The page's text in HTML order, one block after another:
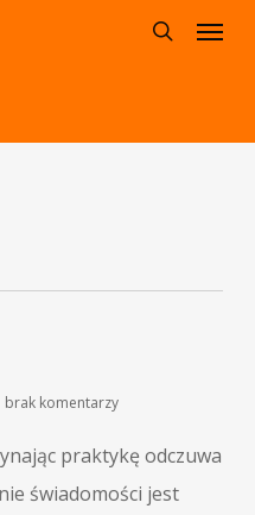
Menu
brak komentarzy
praktykę odczuwa
świadomości jest